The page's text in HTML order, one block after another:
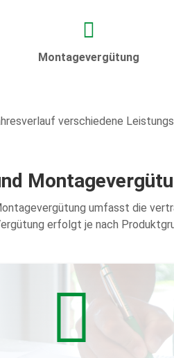
Montagevergütung
verschiedene
umfasst die
erfolgt je nach